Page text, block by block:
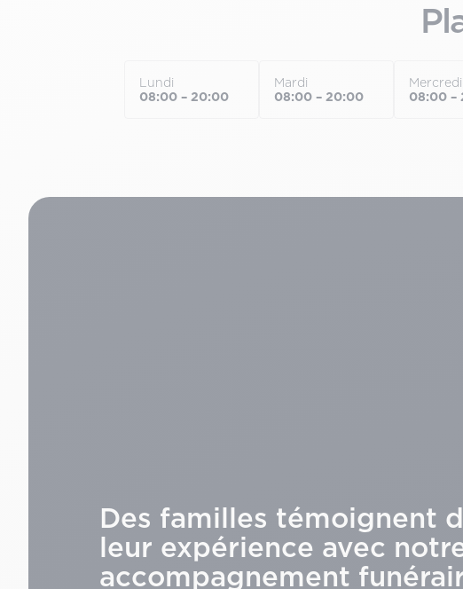
Lundi
08:00 – 20:00
Mardi
08:00 – 20:00
Mercredi
08:00 –
Des familles témoignent
leur expérience avec
accompagnement